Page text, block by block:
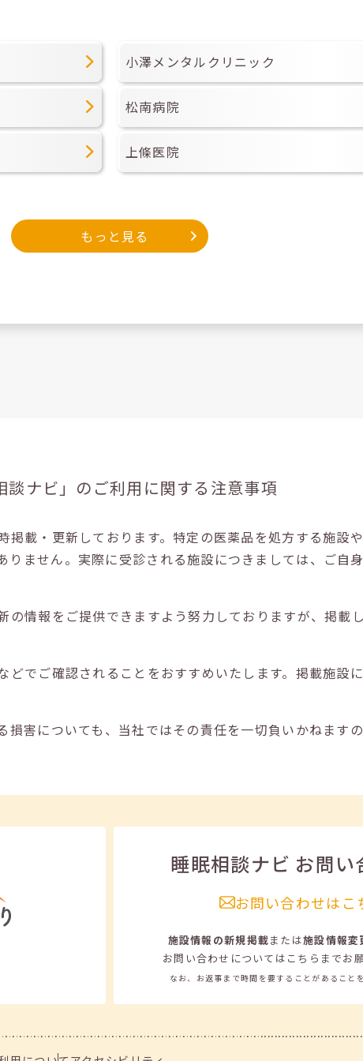
小澤メンタルクリニック
松南病院
上條医院
もっと見る
談ナビ」の ご利用に関する注意事項
掲載・更新しております。特定の医薬品を処方する施設
りません。実際に受診される施設につきましては、ご自
の情報をご提供できますよう努力しておりますが、掲載
どでご確認されることをおすすめいたします。掲載施設
害についても、当社ではその責任を一切負いかねます
睡眠相談ナビ お問い
お問い合わせはこ
施設情報の新規掲載または施設情報変
お問い合わせについてはこちらまでお
なお、お返事まで時間を要することがあること